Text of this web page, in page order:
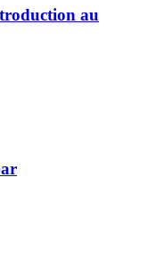
au